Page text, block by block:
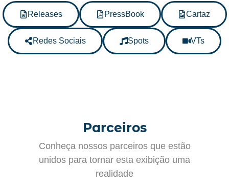
Releases PressBook Cartaz
Redes Sociais Spots VTs
Parceiros
Conheça nossos parceiros que estão
unidos para tornar esta exibição uma
realidade